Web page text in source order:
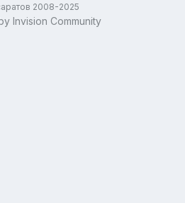
2008-2025
Invision Community